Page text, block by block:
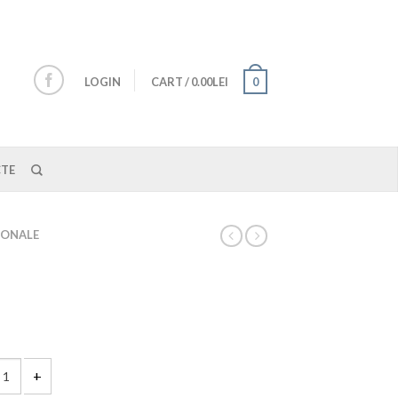
LOGIN CART/0.00LEI 0